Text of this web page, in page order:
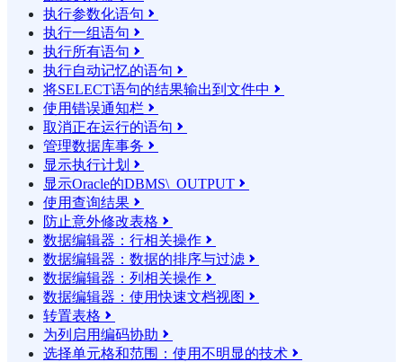
执行参数化语句 
执行一组语句 
执行所有语句 
执行自动记忆的语句 
将SELECT语句的结果输​​出到文件中 
使用错误通知栏 
取消正在运行的语句 
管理数据库事务 
显示执行计划 
显示Oracle的DBMS\_OUTPUT 
使用查询结果 
防止意外修改表格 
数据编辑器：行相关操作 
数据编辑器：数据的排序与过滤 
数据编辑器：列相关操作 
数据编辑器：使用快速文档视图 
转置表格 
为列启用编码协助 
选择单元格和范围：使用不明显的技术 